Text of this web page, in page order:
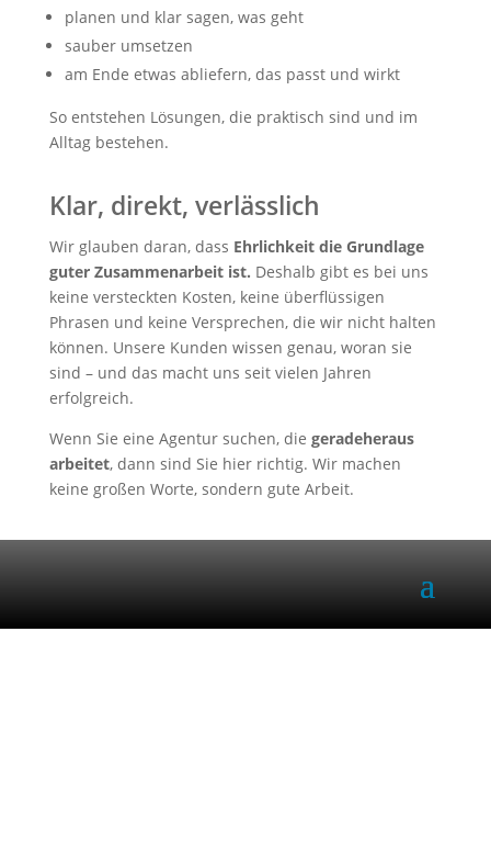
planen und klar sagen, was geht
sauber umsetzen
am Ende etwas abliefern, das passt und wirkt
So entstehen Lösungen, die praktisch sind und im
Alltag bestehen.
Klar, direkt, verlässlich
Wir glauben daran, dass Ehrlichkeit die Grundlage
guter Zusammenarbeit ist. Deshalb gibt es bei uns
keine versteckten Kosten, keine überflüssigen
Phrasen und keine Versprechen, die wir nicht halten
können. Unsere Kunden wissen genau, woran sie
sind – und das macht uns seit vielen Jahren
erfolgreich.
Wenn Sie eine Agentur suchen, die geradeheraus
arbeitet, dann sind Sie hier richtig. Wir machen
keine großen Worte, sondern gute Arbeit.